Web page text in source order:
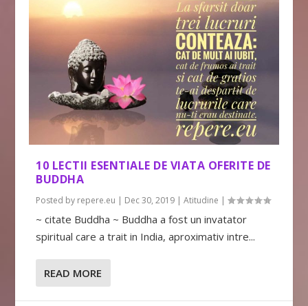
10 LECTII ESENTIALE DE VIATA OFERITE DE
BUDDHA
Posted by repere.eu | Dec 30, 2019 |Atitudine |
~ citate Buddha ~ Buddha a fost un invatator
spiritual care a trait in India, aproximativ intre...
READ MORE